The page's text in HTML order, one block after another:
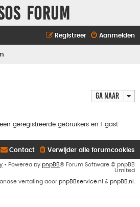
Forum
Aanmelden
Registreer
Ga naar
geregistreerde gebruikers en 1 gast
Verwijder alle forumcookies
Contact
• Powered by phpBB® Forum Software © phpBB
Limited
vertaling door phpBBservice.nl & phpBB.nl .